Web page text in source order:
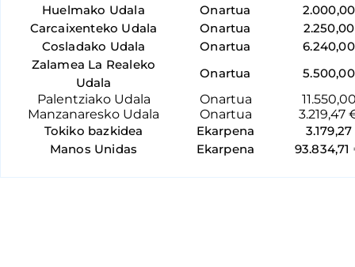
Huelmako Udala
Onartua
2.000,00
Carcaixenteko Udala
Onartua
2.250,00
Cosladako Udala
Onartua
6.240,00
Zalamea La Realeko
Udala
Onartua
5.500,00
Palentziako Udala
Onartua
Manzanaresko Udala
Onartua
3.219,47
Tokiko bazkidea
Ekarpena
3.179,27
Manos Unidas
Ekarpena 93.834,71